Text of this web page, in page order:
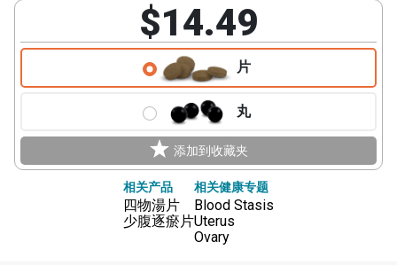
$14.49
片
丸
添加到收藏夹
相关产品
四物湯片
少腹逐瘀片
相关健康专题
Blood Stasis
Uterus
Ovary